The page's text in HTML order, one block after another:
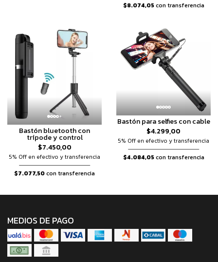
$8.074,05con transferencia
Bastón bluetooth con
trípode y control
$7.450,00
5% Off en efectivo y transferencia
$7.077,50con transferencia
Bastón para selfies con cable
$4.299,00
5% Off en efectivo y transferencia
$4.084,05con transferencia
MEDIOS DE PAGO